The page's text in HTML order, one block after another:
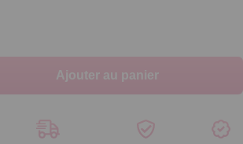
Ajouter au panier